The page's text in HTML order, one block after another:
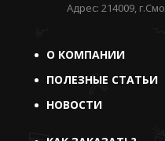
Адрес: 214009,
О КОМПАНИИ
ПОЛЕЗНЫЕ СТАТЬИ
НОВОСТИ